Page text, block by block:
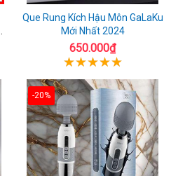
Que Rung Kích Hậu Môn GaLaKu
Mới Nhất 2024
650.000₫
-20%